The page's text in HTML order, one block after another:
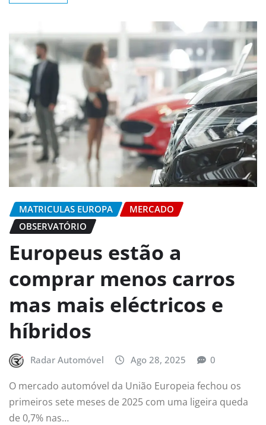
MATRICULAS EUROPA
MERCADO
OBSERVATÓRIO
Europeus estão a
comprar menos carros
mas mais eléctricos e
híbridos
Radar Automóvel Ago 28, 2025 0
O mercado automóvel da União Europeia fechou os
primeiros sete meses de 2025 com uma ligeira queda
de 0,7% nas…